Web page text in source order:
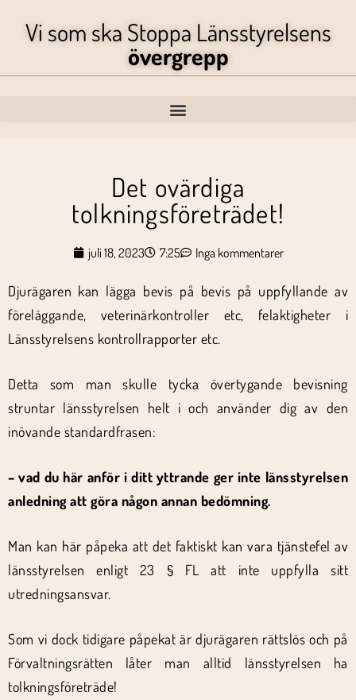
Vi som ska Stoppa Länsstyrelsens
övergrepp
Det ovärdiga
tolkningsföreträdet!
juli 18, 2023 7:25 Inga kommentarer
Djurägaren kan lägga bevis på bevis på uppfyllande av
föreläggande, veterinärkontroller etc, felaktigheter i
Länsstyrelsens kontrollrapporter etc.
Detta som man skulle tycka övertygande bevisning
struntar länsstyrelsen helt i och använder dig av den
inövande standardfrasen:
– vad du här anför i ditt yttrande ger inte länsstyrelsen
anledning att göra någon annan bedömning.
Man kan här påpeka att det faktiskt kan vara tjänstefel av
länsstyrelsen enligt 23 § FL att inte uppfylla sitt
utredningsansvar.
Som vi dock tidigare påpekat är djurägaren rättslös och på
Förvaltningsrätten låter man alltid länsstyrelsen ha
tolkningsföreträde!